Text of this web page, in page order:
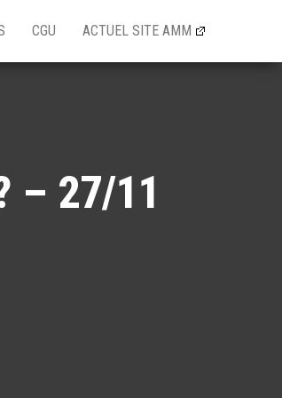
CGU ACTUEL SITE AMM
– 27/11